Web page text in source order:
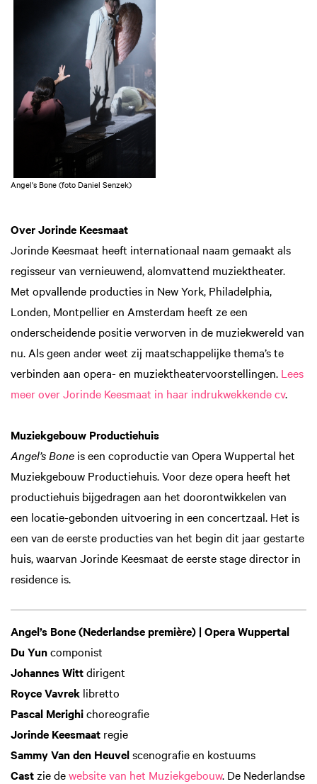
Angel's Bone (foto Daniel Senzek)
Over Jorinde Keesmaat
Jorinde Keesmaat heeft internationaal naam gemaakt als
regisseur van vernieuwend, alomvattend muziektheater.
Met opvallende producties in New York, Philadelphia,
Londen, Montpellier en Amsterdam heeft ze een
onderscheidende positie verworven in de muziekwereld van
nu. Als geen ander weet zij maatschappelijke thema’s te
verbinden aan opera- en muziektheatervoorstellingen. Lees
meer over Jorinde Keesmaat in haar indrukwekkende cv.
Muziekgebouw Productiehuis
Angel’s Bone is een coproductie van Opera Wuppertal het
Muziekgebouw Productiehuis. Voor deze opera heeft het
productiehuis bijgedragen aan het doorontwikkelen van
een locatie-gebonden uitvoering in een concertzaal. Het is
een van de eerste producties van het begin dit jaar gestarte
huis, waarvan Jorinde Keesmaat de eerste stage director in
residence is.
Angel’s Bone (Nederlandse première) | Opera Wuppertal
Du Yuncomponist
Johannes Wittdirigent
Royce Vavrek libretto
Pascal Merighichoreografie
Jorinde Keesmaat regie
Sammy Van den Heuvelscenografie en kostuums
Castzie dewebsite van het Muziekgebouw. De Nederlandse